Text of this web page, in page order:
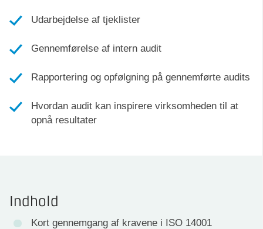
Udarbejdelse af tjeklister
Gennemførelse af intern audit
Rapportering og opfølgning på gennemførte audits
Hvordan audit kan inspirere virksomheden til at
opnå resultater
Indhold
Kort gennemgang af kravene i ISO 14001